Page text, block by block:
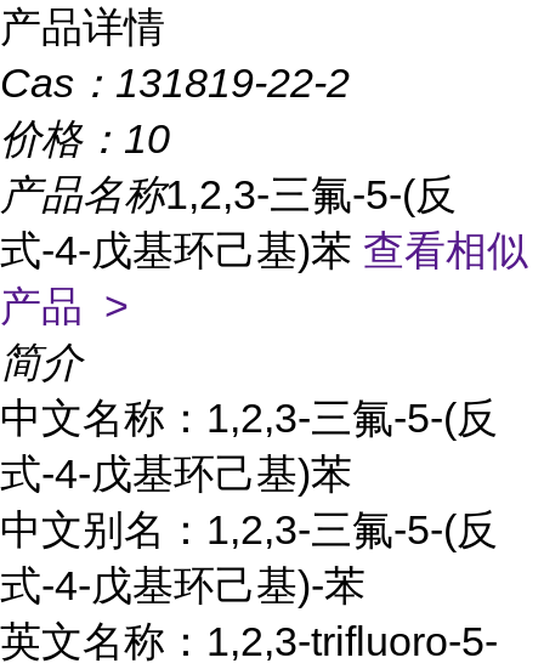
产品详情
Cas： 131819-22-2
价格： 10
产品名称1,2,3-三氟-5-(反
式-4-戊基环己基)苯 查看相似
产品 >
简介
中文名称：1,2,3-三氟-5-(反
式-4-戊基环己基)苯
中文别名：1,2,3-三氟-5-(反
式-4-戊基环己基)-苯
英文名称：1,2,3-trifluoro-5-